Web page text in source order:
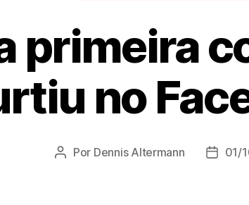
primeira
no
Autor
Por Dennis Altermann
Data01/